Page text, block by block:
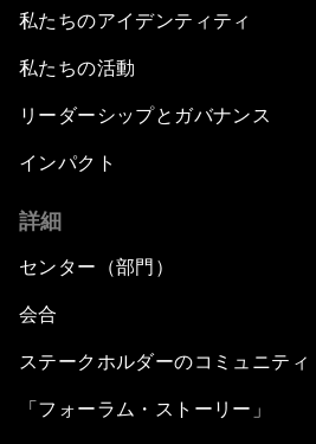
私たちのアイデンティティ
私たちの活動
リーダーシップとガバナンス
インパクト
詳細
センター（部門）
会合
ステークホルダーのコミュニティ
「フォーラム・ストーリー」